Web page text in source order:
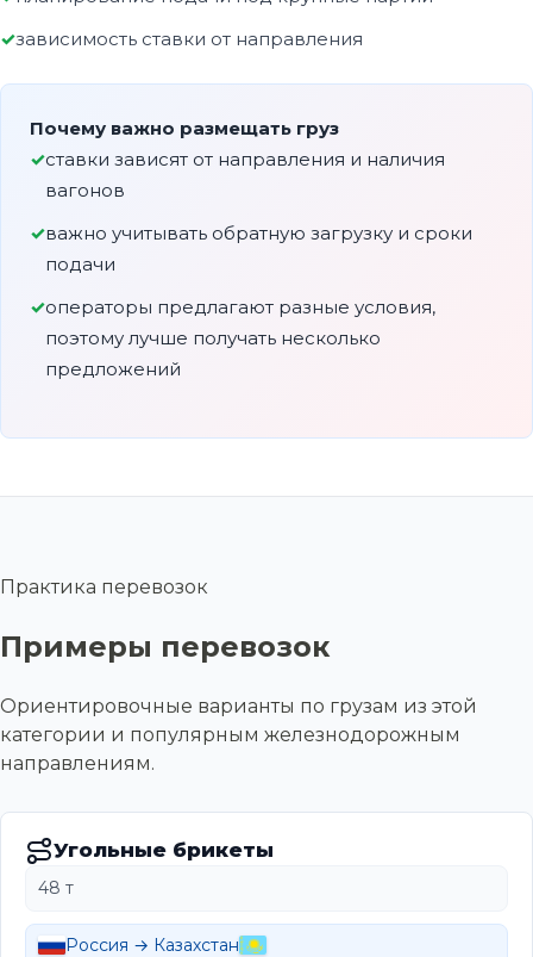
зависимость ставки от направления
Почему важно размещать груз
ставки зависят от направления и наличия
вагонов
важно учитывать обратную загрузку и сроки
подачи
операторы предлагают разные условия,
поэтому лучше получать несколько
предложений
Практика перевозок
Примеры перевозок
Ориентировочные варианты по грузам из этой
категории и популярным железнодорожным
направлениям.
Угольные брикеты
48 т
Россия → Казахстан